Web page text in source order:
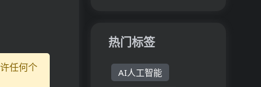
任何个
样风格的图片
和高清视频，
热门标签
AI人工智能